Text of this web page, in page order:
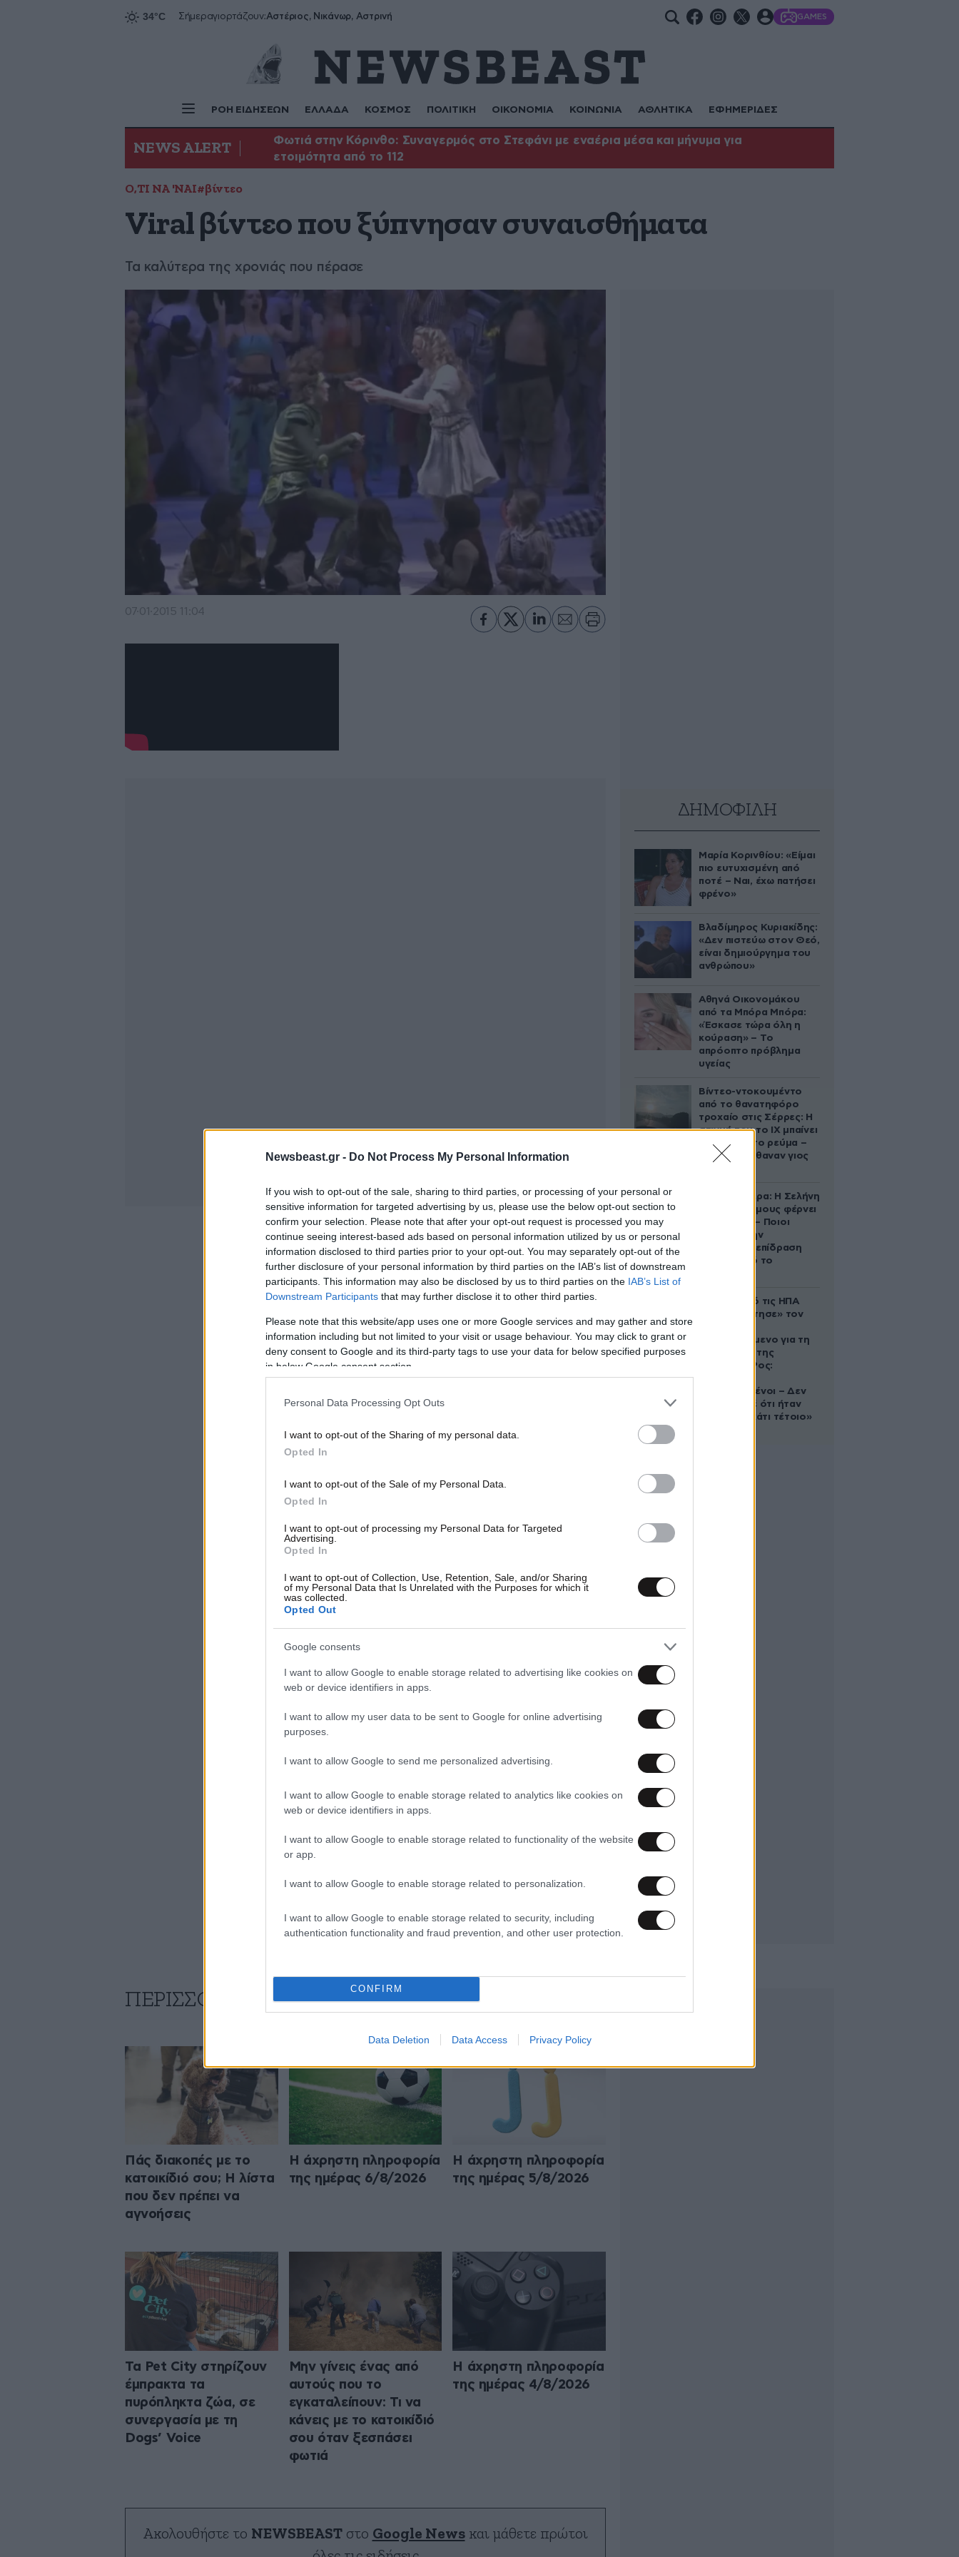
Newsbeast.gr - Do Not Process My Personal Information
If you wish to opt-out of the sale, sharing to third parties, or processing of your personal or
sensitive information for targeted advertising by us, please use the below opt-out section to
confirm your selection. Please note that after your opt-out request is processed you may
continue seeing interest-based ads based on personal information utilized by us or personal
information disclosed to third parties prior to your opt-out. You may separately opt-out of the
further disclosure of your personal information by third parties on the IAB’s list of downstream
participants. This information may also be disclosed by us to third parties on the IAB’s List of
Downstream Participants that may further disclose it to other third parties.
Please note that this website/app uses one or more Google services and may gather and store
information including but not limited to your visit or usage behaviour. You may click to grant or
deny consent to Google and its third-party tags to use your data for below specified purposes
in below Google consent section.
Personal Data Processing Opt Outs
I want to opt-out of the Sharing of my personal data.
Opted In
I want to opt-out of the Sale of my Personal Data.
Opted In
I want to opt-out of processing my Personal Data for Targeted
Advertising.
Opted In
I want to opt-out of Collection, Use, Retention, Sale, and/or Sharing
of my Personal Data that Is Unrelated with the Purposes for which it
was collected.
Opted Out
Google consents
I want to allow Google to enable storage related to advertising like cookies on
web or device identifiers in apps.
I want to allow my user data to be sent to Google for online advertising
purposes.
I want to allow Google to send me personalized advertising.
I want to allow Google to enable storage related to analytics like cookies on
web or device identifiers in apps.
I want to allow Google to enable storage related to functionality of the website
or app.
I want to allow Google to enable storage related to personalization.
I want to allow Google to enable storage related to security, including
authentication functionality and fraud prevention, and other user protection.
CONFIRM
Data Deletion Data Access Privacy Policy
Σήμεραγιορτάζουν:Αστέριος, Νικάνωρ, Αστρινή GAMES
ΡΟΗ ΕΙΔΗΣΕΩΝ ΕΛΛΑΔΑ ΚΟΣΜΟΣ ΠΟΛΙΤΙΚΗ ΟΙΚΟΝΟΜΙΑ ΚΟΙΝΩΝΙΑ ΑΘΛΗΤΙΚΑ ΕΦΗΜΕΡΙΔΕΣ
NEWS ALERT
Φωτιά στην Κόρινθο: Συναγερμός στο Στεφάνι με εναέρια μέσα και μήνυμα για
ετοιμότητα από το 112
Ο,ΤΙ ΝΑ 'ΝΑΙ#βίντεο
Viral βίντεο που ξύπνησαν συναισθήματα
Τα καλύτερα της χρονιάς που πέρασε
07·01·2015 11:04
ΔΗΜΟΦΙΛΗ
Μαρία Κορινθίου: «Είμαι
πιο ευτυχισμένη από
ποτέ – Ναι, έχω πατήσει
φρένο»
Βλαδίμηρος Κυριακίδης:
«Δεν πιστεύω στον Θεό,
είναι δημιούργημα του
ανθρώπου»
Αθηνά Οικονομάκου
από τα Μπόρα Μπόρα:
«Έσκασε τώρα όλη η
κούραση» – Το
απρόοπτο πρόβλημα
υγείας
Βίντεο-ντοκουμέντο
από το θανατηφόρο
τροχαίο στις Σέρρες: Η
στιγμή που το ΙΧ μπαίνει
στο αντίθετο ρεύμα –
Ακαριαία πέθαναν γιος
Ζώδια σήμερα: Η Σελήνη
στους Διδύμους φέρνει
ανατροπές – Ποιοι
δέχονται την
ευεργετική επίδραση
του Δία από το
Ζευγάρι από τις ΗΠΑ
που «υιοθέτησε» τον
κατηγορούμενο για τη
δολοφονία της
Ελίζαμπεθ Ρος:
συντετριμμένοι – Δεν
έδειξε ποτέ ότι ήταν
ικανός για κάτι τέτοιο»
ΠΕΡΙΣΣΟΤΕΡΑ ΑΠΟ ΤΟ Ο,ΤΙ ΝΑ 'ΝΑΙ
Πάς διακοπές με το
κατοικίδιό σου; Η λίστα
που δεν πρέπει να
αγνοήσεις
Η άχρηστη πληροφορία
της ημέρας 6/8/2026
Η άχρηστη πληροφορία
της ημέρας 5/8/2026
Τα Pet City στηρίζουν
έμπρακτα τα
πυρόπληκτα ζώα, σε
συνεργασία με τη
Dogs’ Voice
Μην γίνεις ένας από
αυτούς που το
εγκαταλείπουν: Τι να
κάνεις με το κατοικίδιό
σου όταν ξεσπάσει
φωτιά
Η άχρηστη πληροφορία
της ημέρας 4/8/2026
Ακολουθήστε το NEWSBEASTστο Google Newsκαι μάθετε πρώτοι